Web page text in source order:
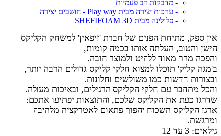
- מדבקות רב פעמיות
- ערכות יצירה מבית Play way - חושבים יצירה
- פלולינה מבית SHEFIFOAM 3D
אין ספק, מתיחת הפנים של חברת 'זיפאין' למשחק הקליקס
הישן והטוב, העלתה אותו בכמה קומות,
והפכה מהר מאוד ללהיט ולמוצר חובה.
ב'מגה קליק' תוכלו למצוא חלקי קליקס גדולים הרבה יותר,
ובצורות חדשות כמו משולשים וחלונות.
והכל מתחבר עם חלקי הקליקס הרגילים, ובאיכות מעולה.
שדרגו כעת את הקליקס שלכם, והתוצאות יפתיעו אתכם:
ארגז הקליקס השכוח יהפוך פתאום לאטרקציה מלהיבה
ומרגשת.
גילאים: 3 עד 12